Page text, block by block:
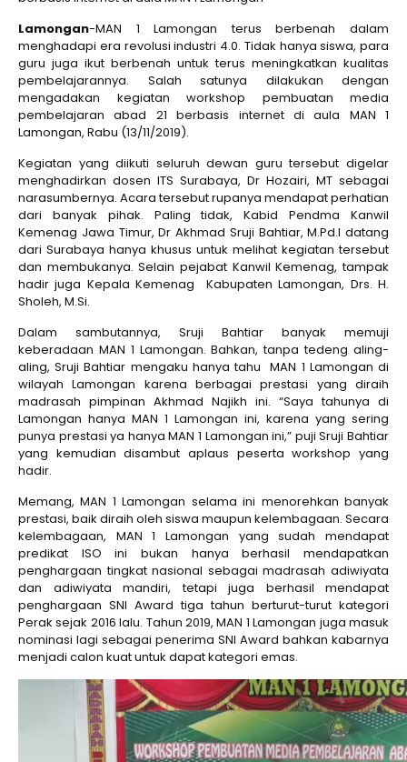
Lamongan-MAN 1 Lamongan terus berbenah dalam
menghadapi era revolusi industri 4.0. Tidak hanya siswa, para
guru juga ikut berbenah untuk terus meningkatkan kualitas
pembelajarannya. Salah satunya dilakukan dengan
mengadakan kegiatan workshop pembuatan media
pembelajaran abad 21 berbasis internet di aula MAN 1
Lamongan, Rabu (13/11/2019).
Kegiatan yang diikuti seluruh dewan guru tersebut digelar
menghadirkan dosen ITS Surabaya, Dr Hozairi, MT sebagai
narasumbernya. Acara tersebut rupanya mendapat perhatian
dari banyak pihak. Paling tidak, Kabid Pendma Kanwil
Kemenag Jawa Timur, Dr Akhmad Sruji Bahtiar, M.Pd.I datang
dari Surabaya hanya khusus untuk melihat kegiatan tersebut
dan membukanya. Selain pejabat Kanwil Kemenag, tampak
hadir juga Kepala Kemenag Kabupaten Lamongan, Drs. H.
Sholeh, M.Si.
Dalam sambutannya, Sruji Bahtiar banyak memuji
keberadaan MAN 1 Lamongan. Bahkan, tanpa tedeng aling-
aling, Sruji Bahtiar mengaku hanya tahu MAN 1 Lamongan di
wilayah Lamongan karena berbagai prestasi yang diraih
madrasah pimpinan Akhmad Najikh ini. “Saya tahunya di
Lamongan hanya MAN 1 Lamongan ini, karena yang sering
punya prestasi ya hanya MAN 1 Lamongan ini,” puji Sruji Bahtiar
yang kemudian disambut aplaus peserta workshop yang
hadir.
Memang, MAN 1 Lamongan selama ini menorehkan banyak
prestasi, baik diraih oleh siswa maupun kelembagaan. Secara
kelembagaan, MAN 1 Lamongan yang sudah mendapat
predikat ISO ini bukan hanya berhasil mendapatkan
penghargaan tingkat nasional sebagai madrasah adiwiyata
dan adiwiyata mandiri, tetapi juga berhasil mendapat
penghargaan SNI Award tiga tahun berturut-turut kategori
Perak sejak 2016 lalu. Tahun 2019, MAN 1 Lamongan juga masuk
nominasi lagi sebagai penerima SNI Award bahkan kabarnya
menjadi calon kuat untuk dapat kategori emas.